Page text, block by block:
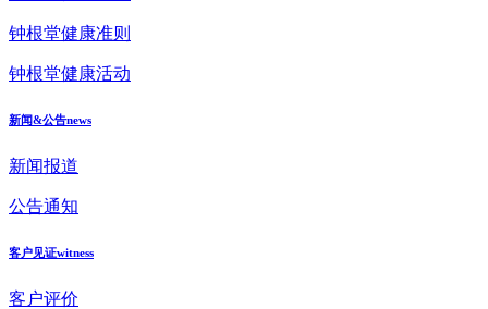
钟根堂健康准则
钟根堂健康活动
新闻&公告news
新闻报道
公告通知
客户见证witness
客户评价